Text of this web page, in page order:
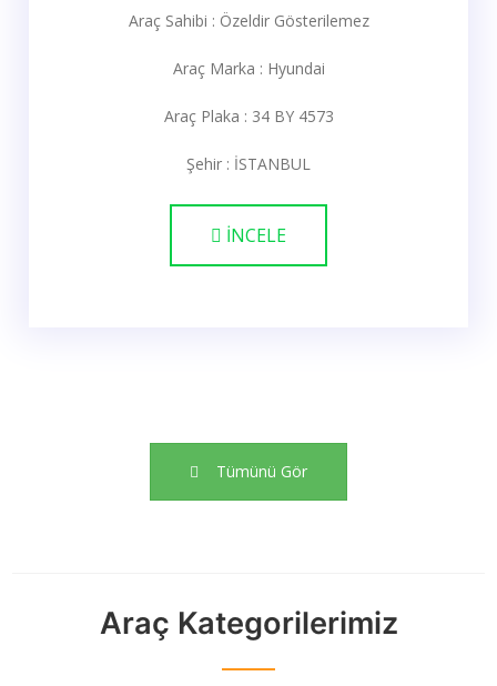
Araç Sahibi : Özeldir Gösterilemez
Araç Marka : Hyundai
Araç Plaka : 34 BY 4573
Şehir : İSTANBUL
İNCELE
Tümünü Gör
Araç Kategorilerimiz